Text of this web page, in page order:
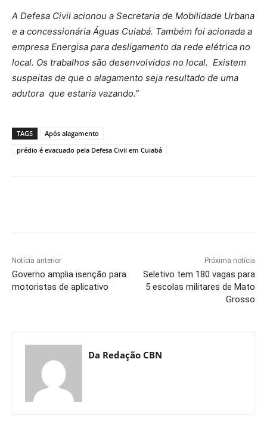
A Defesa Civil acionou a Secretaria de Mobilidade Urbana
e a concessionária Águas Cuiabá. Também foi acionada a
empresa Energisa para desligamento da rede elétrica no
local. Os trabalhos são desenvolvidos no local. Existem
suspeitas de que o alagamento seja resultado de uma
adutora que estaria vazando.”
TAGS
Após alagamento
prédio é evacuado pela Defesa Civil em Cuiabá
Notícia anterior
Governo amplia isenção para
motoristas de aplicativo
Próxima notícia
Seletivo tem 180 vagas para
5 escolas militares de Mato
Grosso
Da Redação CBN